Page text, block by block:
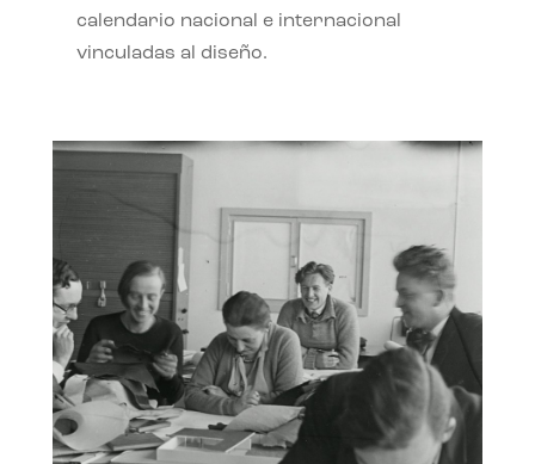
calendario nacional e internacional
vinculadas al diseño.